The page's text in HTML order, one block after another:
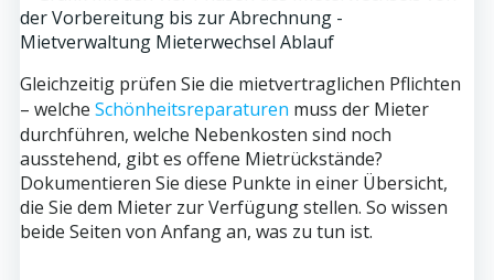
Gleichzeitig prüfen Sie die mietvertraglichen Pflichten
– welche Schönheitsreparaturen muss der Mieter
durchführen, welche Nebenkosten sind noch
ausstehend, gibt es offene Mietrückstände?
Dokumentieren Sie diese Punkte in einer Übersicht,
die Sie dem Mieter zur Verfügung stellen. So wissen
beide Seiten von Anfang an, was zu tun ist.